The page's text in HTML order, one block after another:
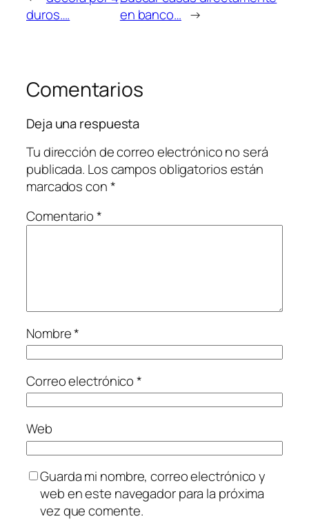
duros….
en banco… →
Comentarios
Deja una respuesta
Tu dirección de correo electrónico no será
publicada. Los campos obligatorios están
marcados con*
Comentario*
Nombre*
Correo electrónico*
Web
Guarda mi nombre, correo electrónico y
web en este navegador para la próxima
vez que comente.